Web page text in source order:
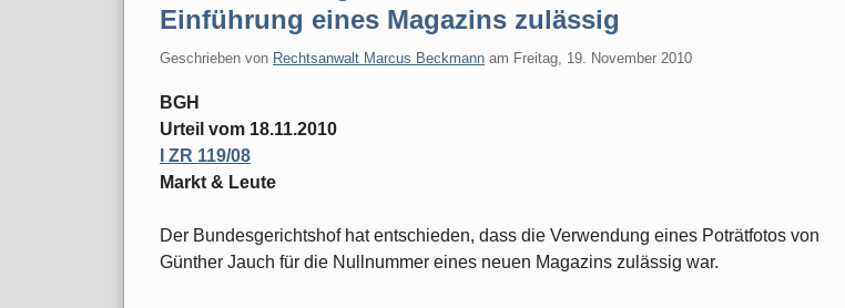
Einführung eines Magazins zulässig
Geschrieben von Rechtsanwalt Marcus Beckmann am Freitag, 19. November 2010
BGH
Urteil vom 18.11.2010
I ZR 119/08
Markt & Leute
Der Bundesgerichtshof hat entschieden, dass die Verwendung eines Poträtfotos von
Günther Jauch für die Nullnummer eines neuen Magazins zulässig war.